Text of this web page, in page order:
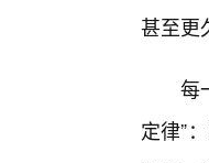
甚至更
每
定律”